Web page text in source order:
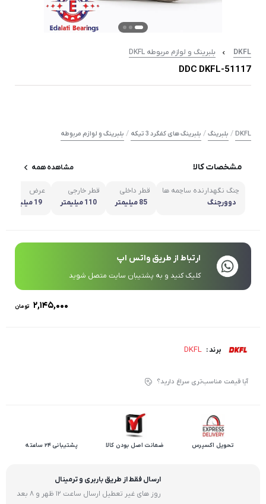
DKFL بلبرینگ و لوازم مربوطه DKFL
51117-DDC DKFL
DKFL
/ بلبرینگ / بلبرینگ های کفگرد 3 تیکه / بلبرینگ و لوازم مربوطه
مشخصات کالا مشاهده همه
چنگ نگهدارنده ساچمه ها
دوورچنگ
قطر داخلی
85 میلیمتر
قطر خارجی
110 میلیمتر
عرض
19 میلیمتر
ارتباط از طریق واتس اپ
کلیک کنید و به پشتیبان سایت متصل شوید
۲,۱۴۵,۰۰۰ تومان
برند : DKFL
آیا قیمت مناسب‌تری سراغ دارید؟
تحویل اکسپرس ضمانت اصل بودن کالا پشتیبانی 24 ساعته
ارسال فقط از طریق باربری و ترمینال
روز های غیر تعطیل ارسال ساعت 12 ظهر و 8 بعد